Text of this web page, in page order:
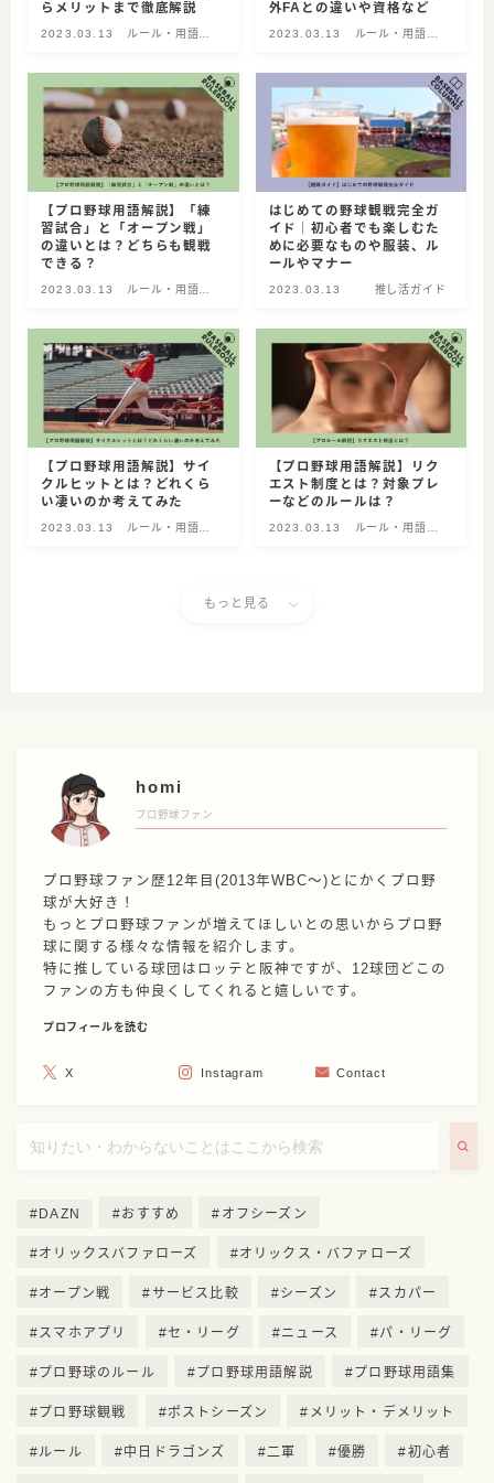
らメリットまで徹底解説
2023.03.13
ルール・用語解
外FAとの違いや資格など
2023.03.13
ルール・用語解
【プロ野球用語解説】「練
習試合」と「オープン戦」
の違いとは？どちらも観戦
できる？
2023.03.13
ルール・用語解
はじめての野球観戦完全ガ
イド｜初心者でも楽しむた
めに必要なものや服装、ル
ールやマナー
2023.03.13 推し活ガイド
【プロ野球用語解説】サイ
クルヒットとは？どれくら
い凄いのか考えてみた
2023.03.13
ルール・用語解
【プロ野球用語解説】リク
エスト制度とは？対象プレ
ーなどのルールは？
2023.03.13
ルール・用語解
もっと見る
homi
プロ野球ファン
プロ野球ファン歴12年目(2013年WBC〜)とにかくプロ野
球が大好き！
もっとプロ野球ファンが増えてほしいとの思いからプロ野
球に関する様々な情報を紹介します。
特に推している球団はロッテと阪神ですが、12球団どこの
ファンの方も仲良くしてくれると嬉しいです。
プロフィールを読む
X Instagram Contact
DAZN おすすめ オフシーズン
オリックスバファローズ オリックス・バファローズ
オープン戦 サービス比較 シーズン スカパー
スマホアプリ セ・リーグ ニュース パ・リーグ
プロ野球のルール プロ野球用語解説 プロ野球用語集
プロ野球観戦 ポストシーズン メリット・デメリット
ルール 中日ドラゴンズ 二軍 優勝 初心者